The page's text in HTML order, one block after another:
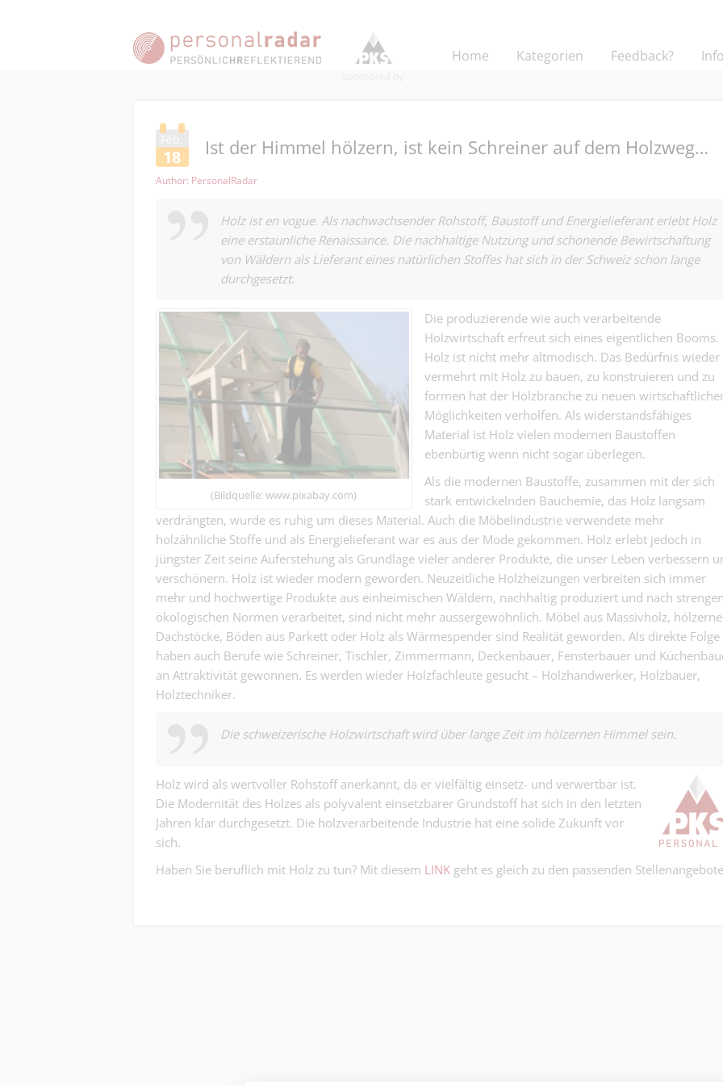
Home Kategorien Feedback? Info
Feb.
18 Ist der Himmel hölzern, ist kein Schreiner auf dem Holzweg…
Author: PersonalRadar
Holz ist en vogue. Als nachwachsender Rohstoff, Baustoff und Energielieferant erlebt Holz
eine erstaunliche Renaissance. Die nachhaltige Nutzung und schonende Bewirtschaftung
von Wäldern als Lieferant eines natürlichen Stoffes hat sich in der Schweiz schon lange
durchgesetzt.
(Bildquelle: www.pixabay.com)
Die produzierende wie auch verarbeitende
Holzwirtschaft erfreut sich eines eigentlichen Booms.
Holz ist nicht mehr altmodisch. Das Bedürfnis wieder
vermehrt mit Holz zu bauen, zu konstruieren und zu
formen hat der Holzbranche zu neuen
Möglichkeiten verholfen. Als widerstandsfähiges
Material ist Holz vielen modernen Baustoffen
ebenbürtig wenn nicht sogar überlegen.
Als die modernen Baustoffe, zusammen mit der sich
stark entwickelnden Bauchemie, das Holz langsam
verdrängten, wurde es ruhig um dieses Material. Auch die Möbelindustrie verwendete mehr
holzähnliche Stoffe und als Energielieferant war es aus der Mode gekommen. Holz erlebt jedoch in
jüngster Zeit seine Auferstehung als Grundlage vieler anderer Produkte, die unser Leben verbessern
verschönern. Holz ist wieder modern geworden. Neuzeitliche Holzheizungen verbreiten sich immer
mehr und hochwertige Produkte aus einheimischen Wäldern, nachhaltig produziert und nach strengen
ökologischen Normen verarbeitet, sind nicht mehr aussergewöhnlich. Möbel aus Massivholz, hölzerne
Dachstöcke, Böden aus Parkett oder Holz als Wärmespender sind Realität geworden. Als direkte Folge
haben auch Berufe wie Schreiner, Tischler, Zimmermann, Deckenbauer, Fensterbauer und
an Attraktivität gewonnen. Es werden wieder Holzfachleute gesucht – Holzhandwerker, Holzbauer,
Holztechniker.
Die schweizerische Holzwirtschaft wird über lange Zeit im hölzernen Himmel sein.
Holz wird als wertvoller Rohstoff anerkannt, da er vielfältig einsetz- und verwertbar ist.
Die Modernität des Holzes als polyvalent einsetzbarer Grundstoff hat sich in den letzten
Jahren klar durchgesetzt. Die holzverarbeitende Industrie hat eine solide Zukunft vor
sich.
Haben Sie beruflich mit Holz zu tun? Mit diesem LINKgeht es gleich zu den passenden
100% (w/m/d) -
Content
vielleicht
Andere | Basel
Projektleitung
Mehrwert, statt
Renditeobjekte.
ng 60–100% -
Sie Ihr eigenes
mit
Abwechslung
direktem
Kaufmännisch | Basel
die
- Wenn die
stolpert, darf
Medical | Basel
ICT
100 % -
virtuelle
morgen.
IT / SAP | Basel
(m/w/d) - lieber
vom Gärtner als
Neurosen vom
Gartenbau | Basel
Maler EFZ
- Farbe drauf
Wir machen den
Malergewerbe | Basel
100% (m/w/d)
erst zur
Industrie | Basel
100% -
Eimer? Du löst
keiner....
Andere | Basel
geben dir die
Industrie | Mittelland